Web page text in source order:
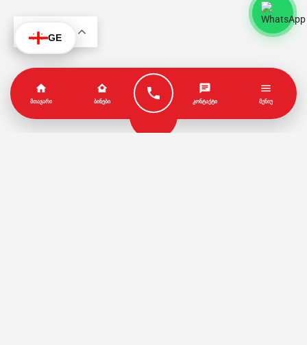
GE
ᲛᲗᲐᲕᲐᲠᲘ ᲑᲘᲜᲔᲑᲘ ᲙᲝᲜᲢᲐᲥᲢᲘ ᲛᲔᲜᲘᲣ
KA